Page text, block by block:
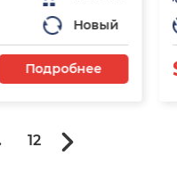
Новый
Подробнее
12